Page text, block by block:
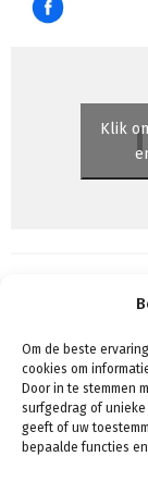
Om de beste
cookies om
Door in te stemmen
surfgedrag of
geeft of uw
bepaalde functies
Klik
Algemene
Voorwaarden &
Cookiebeleid (EU)
Privacy